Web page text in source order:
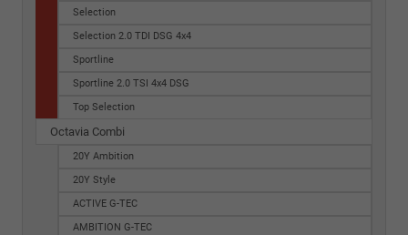
Selection
Selection 2.0 TDI DSG 4x4
Sportline
Sportline 2.0 TSI 4x4 DSG
Top Selection
Octavia Combi
20Y Ambition
20Y Style
ACTIVE G-TEC
AMBITION G-TEC